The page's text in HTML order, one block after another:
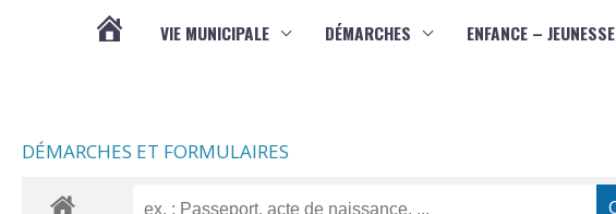
VIE MUNICIPALE DÉMARCHES ENFANCE – JEUNESSE
DÉMARCHES ET FORMULAIRES